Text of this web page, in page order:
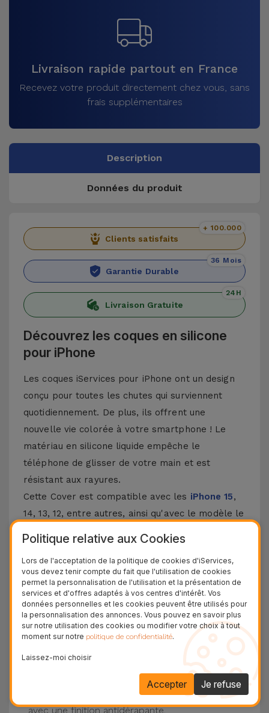
Livraison rapide partout en France
Recevez votre produit directement chez vous, sans
frais supplémentaires
Description
Données du produit
Clients satisfaits
+ 100.000
Garantie Durable
36 Mois
Livraison Gratuite
24H
Découvrez les coques en silicone
pour iPhone
Les coques iServices pour iPhone ont un design
conçu pour toutes les chutes qui surviennent
quotidiennement. De plus, ils offrent une
nouvelle vie colorée à votre smartphone ! Le
matériau en silicone liquide empêche le
téléphone de glisser de votre main et est
résistant aux rayures.
Cette Cover est compatible avec les iPhone 15,
14, 13, 12, entre autres, ainsi qu'avec le modèle le
Protection à 3 couches avec coques en
silicone
Nos coques en silicone pour iPhone ont une
construction robuste et de qualité, avec une
construction à trois couches, pour éviter au
maximum les accidents et les casses !
- Une première couche de silicone liquide
donne de la couleur et une couverture
complète à la coque arrière et au bord latéral de
votre smartphone. C'est un matériau résistant,
avec une finition antidérapante.
Politique relative aux Cookies
Lors de l'acceptation de la politique de cookies d'iServices,
vous devez tenir compte du fait que l'utilisation de cookies
permet la personnalisation de l'utilisation et la présentation de
services et d'offres adaptés à vos centres d'intérêt. Vos
données personnelles et les cookies peuvent être utilisés pour
la personnalisation des annonces. Vous pouvez en savoir plus
sur notre utilisation des cookies ou modifier votre choix à tout
moment sur notre politique de confidentialité.
Laissez-moi choisir
Je refuse
Accepter